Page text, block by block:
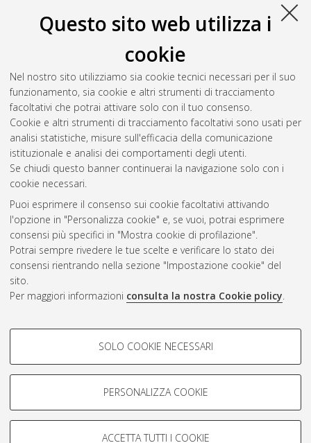
Questo sito web utilizza i
cookie
Nel nostro sito utilizziamo sia cookie tecnici necessari per il suo
funzionamento, sia cookie e altri strumenti di tracciamento
facoltativi che potrai attivare solo con il tuo consenso.
Cookie e altri strumenti di tracciamento facoltativi sono usati per
analisi statistiche, misure sull'efficacia della comunicazione
istituzionale e analisi dei comportamenti degli utenti.
Se chiudi questo banner continuerai la navigazione solo con i
cookie necessari.
Puoi esprimere il consenso sui cookie facoltativi attivando
l'opzione in "Personalizza cookie" e, se vuoi, potrai esprimere
consensi più specifici in "Mostra cookie di profilazione".
Potrai sempre rivedere le tue scelte e verificare lo stato dei
consensi rientrando nella sezione "Impostazione cookie" del
sito.
Per maggiori informazioni consulta la nostra Cookie policy.
COOKIE DI PROFILAZIONE -
Si tratta di cookie utilizzati per analizzare le caratteristiche della
navigazione degli utenti, creare profili in base al loro comportamento
Mostra cookie di profilazione
SOLO COOKIE NECESSARI
PERSONALIZZA COOKIE
ACCETTA TUTTI I COOKIE
Salva citazione
Condividi
Il full-text non è disponibile per scelta dell'autore. (
Abstract
Altri metadati
Gestione del documento:
Atom
Rss 1.0
Rss 2.0
AMS Laurea
Impostazioni Cookie
Informativa sulla privacy
Condizioni d’uso del sito